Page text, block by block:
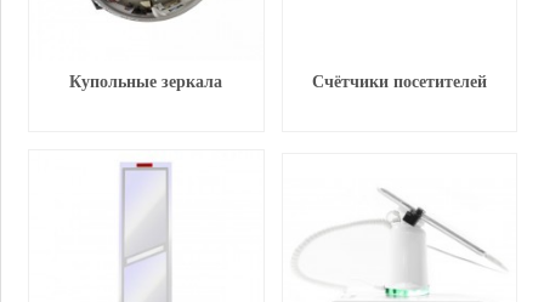
Купольные зеркала Счётчики посетителей